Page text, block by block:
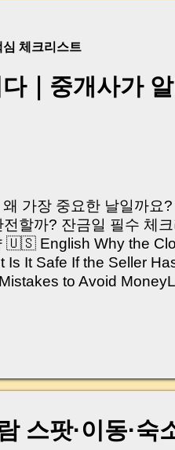
체크리스트
｜중개사가
가장 중요한 날일까요
할까? 잔금일 필수 체
🇺🇸 English Why the
Is It Safe If the Seller
to Avoid
다. 실제로 제가 중개
다. “내 대출인데 왜 내
든 불안, 사실은 ‘구조
풀어드리겠습니다. 이
스팟·이동·숙